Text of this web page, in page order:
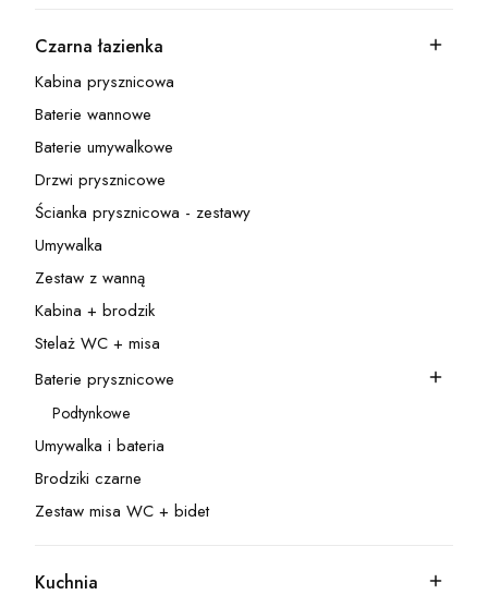
Kategoria - Czarna łazienka
Czarna łazienka
Kategoria - Kabina prysznicowa
Kabina prysznicowa
Kategoria - Baterie wannowe
Baterie wannowe
Kategoria - Baterie umywalkowe
Baterie umywalkowe
Kategoria - Drzwi prysznicowe
Drzwi prysznicowe
Kategoria - Ścianka prysznicowa - zestawy
Ścianka prysznicowa - zestawy
Kategoria - Umywalka
Umywalka
Kategoria - Zestaw z wanną
Zestaw z wanną
Kategoria - Kabina + brodzik
Kabina + brodzik
Kategoria - Stelaż WC + misa
Stelaż WC + misa
Kategoria - Baterie prysznicowe
Baterie prysznicowe
Kategoria - Podtynkowe
Podtynkowe
Kategoria - Umywalka i bateria
Umywalka i bateria
Kategoria - Brodziki czarne
Brodziki czarne
Kategoria - Zestaw misa WC + bidet
Zestaw misa WC + bidet
Kategoria - Kuchnia
Kuchnia